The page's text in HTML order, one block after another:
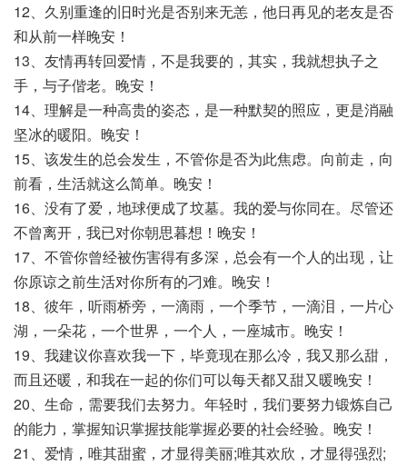
12、久别重逢的旧时光是否别来无恙，他日再见的老友是否
和从前一样晚安！
13、友情再转回爱情，不是我要的，其实，我就想执子之
手，与子偕老。晚安！
14、理解是一种高贵的姿态，是一种默契的照应，更是消融
坚冰的暖阳。晚安！
15、该发生的总会发生，不管你是否为此焦虑。向前走，向
前看，生活就这么简单。晚安！
16、没有了爱，地球便成了坟墓。我的爱与你同在。尽管还
不曾离开，我已对你朝思暮想！晚安！
17、不管你曾经被伤害得有多深，总会有一个人的出现，让
你原谅之前生活对你所有的刁难。晚安！
18、彼年，听雨桥旁，一滴雨，一个季节，一滴泪，一片心
湖，一朵花，一个世界，一个人，一座城市。晚安！
19、我建议你喜欢我一下，毕竟现在那么冷，我又那么甜，
而且还暖，和我在一起的你们可以每天都又甜又暖晚安！
20、生命，需要我们去努力。年轻时，我们要努力锻炼自己
的能力，掌握知识掌握技能掌握必要的社会经验。晚安！
21、爱情，唯其甜蜜，才显得美丽;唯其欢欣，才显得强烈;